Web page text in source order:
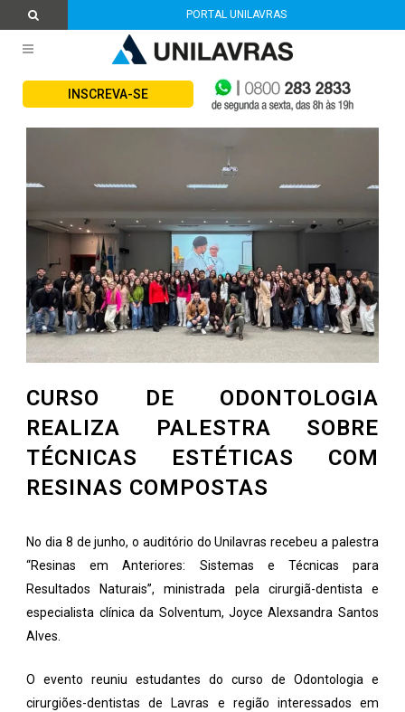
PORTAL UNILAVRAS
INSCREVA-SE
CURSO DE ODONTOLOGIA
REALIZA PALESTRA SOBRE
TÉCNICAS ESTÉTICAS COM
RESINAS COMPOSTAS
No dia 8 de junho, o auditório do Unilavras recebeu a palestra
“Resinas em Anteriores: Sistemas e Técnicas para
Resultados Naturais”, ministrada pela cirurgiã-dentista e
especialista clínica da Solventum, Joyce Alexsandra Santos
Alves.
O evento reuniu estudantes do curso de Odontologia e
cirurgiões-dentistas de Lavras e região interessados em